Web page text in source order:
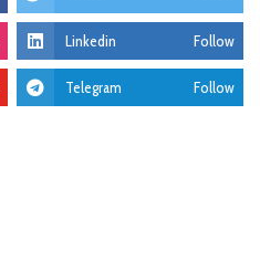
Linkedin Follow
Telegram Follow